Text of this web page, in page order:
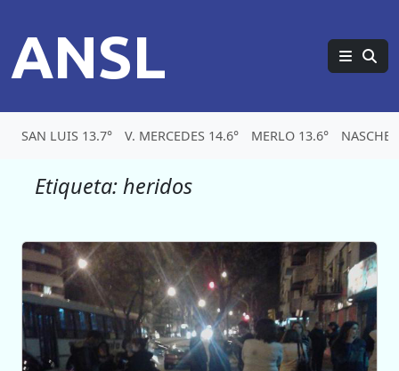
ANSL
SAN LUIS 13.7° V. MERCEDES 14.6° MERLO 13.6°
Etiqueta:heridos